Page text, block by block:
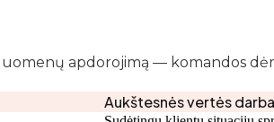
apdorojimą — komandos
Aukštesnės vertės